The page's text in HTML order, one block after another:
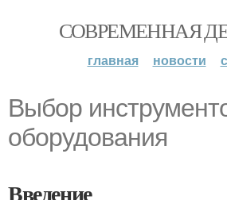
СОВРЕМЕННАЯ
главная новости
Выбор
оборудования
Введение